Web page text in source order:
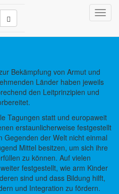
Bekämpfung von Armut und
Länder haben jeweils
den Leitprinzipien und
Tagungen statt und europaweit
erstaunlicherweise festgestellt
Gegenden der Welt nicht einmal
Mittel besitzen, um sich ihre
zu können. Auf vielen
festgestellt, wie arm Kinder
sind und dass Bildung hilft,
und Integration zu fördern.